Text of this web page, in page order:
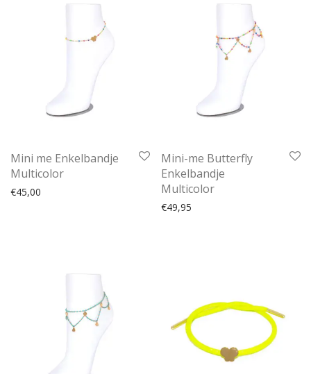
Mini me Enkelbandje
Multicolor
€45,00
Mini-me Butterfly
Enkelbandje
Multicolor
€49,95